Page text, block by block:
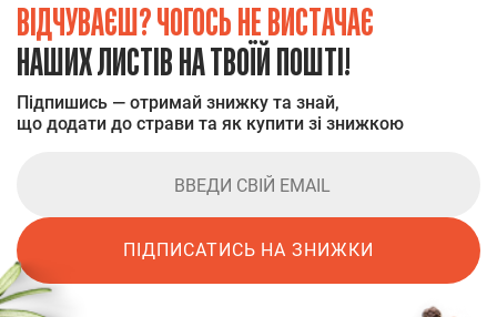
ВІДЧУВАЄШ? ЧОГОСЬ НЕ ВИСТАЧАЄ
НАШИХ ЛИСТІВ НА ТВОЇЙ ПОШТІ!
Підпишись — отримай знижку та знай,
що додати до страви та як купити зі знижкою
ПІДПИСАТИСЬ НА ЗНИЖКИ